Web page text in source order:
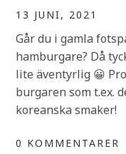
13 JUNI, 2021
Går du i gamla
hamburgare? Då
lite äventyrlig 😀
burgaren som t.ex.
koreanska smaker!
0 KOMMENTARER